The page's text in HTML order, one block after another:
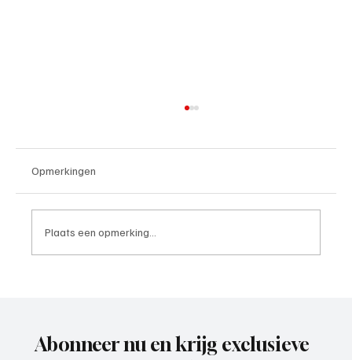
Opmerkingen
Plaats een opmerking...
Abonneer nu en krijg exclusieve